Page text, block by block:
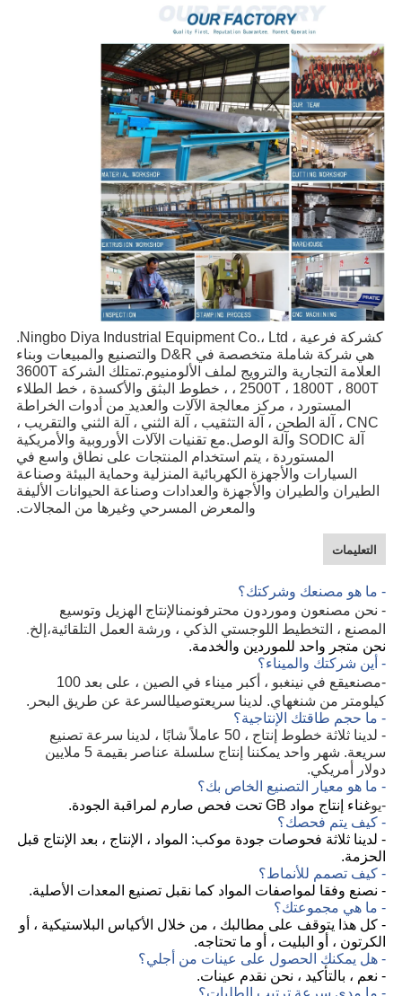
كشركة فرعية ، Ningbo Diya Industrial Equipment Co.، Ltd.
هي شركة شاملة متخصصة في D&R والتصنيع والمبيعات وبناء
العلامة التجارية والترويج لملف الألومنيوم.تمتلك الشركة 3600T
، 2500T ، 1800T ، 800T ، خطوط البثق والأكسدة ، خط الطلاء
المستورد ، مركز معالجة الآلات والعديد من أدوات الخراطة
CNC ، آلة الطحن ، آلة التثقيب ، آلة الثني ، آلة الثني والتقريب ،
آلة SODIC وآلة الوصل.مع تقنيات الآلات الأوروبية والأمريكية
المستوردة ، يتم استخدام المنتجات على نطاق واسع في
السيارات والأجهزة الكهربائية المنزلية وحماية البيئة وصناعة
الطيران والطيران والأجهزة والعدادات وصناعة الحيوانات الأليفة
والمعرض المسرحي وغيرها من المجالات.
التعليمات
- ما هو مصنعك وشركتك؟
- نحن مصنعون وموردون محترفونمنالإنتاج الهزيل وتوسيع
المصنع ، التخطيط اللوجستي الذكي ، ورشة العمل التلقائية،إلخ.
نحن متجر واحد للموردين والخدمة.
- أين شركتك والميناء؟
-مصنع
يقع في نينغبو ، أكبر ميناء في الصين ، على بعد 100
كيلومتر من شنغهاي. لدينا سريعتوصيلالسرعة عن طريق البحر.
- ما حجم طاقتك الإنتاجية؟
- لدينا ثلاثة خطوط إنتاج ، 50 عاملاً شابًا ، لدينا سرعة تصنيع
سريعة. شهر واحد يمكننا إنتاج سلسلة عناصر بقيمة 5 ملايين
دولار أمريكي.
- ما هو معيار التصنيع الخاص بك؟
-يوغناء إنتاج مواد GB تحت فحص صارم لمراقبة الجودة.
- كيف يتم فحصك؟
- لدينا ثلاثة فحوصات جودة موكب: المواد ، الإنتاج ، بعد الإنتاج قبل
الحزمة.
- كيف تصمم للأنماط؟
- نصنع وفقا لمواصفات المواد كما نقبل تصنيع المعدات الأصلية.
- ما هي مجموعتك؟
- كل هذا يتوقف على مطالبك ، من خلال الأكياس البلاستيكية ، أو
الكرتون ، أو البليت ، أو ما تحتاجه.
- هل يمكنك الحصول على عينات من أجلي؟
- نعم ، بالتأكيد ، نحن نقدم عينات.
- ما مدى سرعة ترتيب الطلبات؟